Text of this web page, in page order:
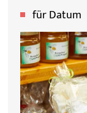
für Datum